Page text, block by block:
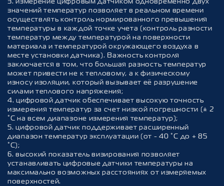
значений температур позволяет в реальном времени
осуществлять контроль нормированного превышения
температуры в каждой точке учета (контроль разности
температур между температурой на поверхности
материала и температурой окружающего воздуха в
месте установки датчика). Важность контроля
заключается в том, что большая разность температур
может привести не к тепловому, а к физическому
износу изоляции, который вызывает её разрушение
силами теплового напряжения;
4. цифровой датчик обеспечивает высокую точность
измерения температур за счет низкой погрешности (± 2
°С на всем диапазоне измерения температур);
5. цифровой датчик поддерживает расширенный
диапазон температур эксплуатации (от - 40 °С до + 85
°С);
6. высокий показатель визирования позволяет
устанавливать цифровые датчики температуры на
максимально возможных расстояниях от измеряемых
поверхностей.